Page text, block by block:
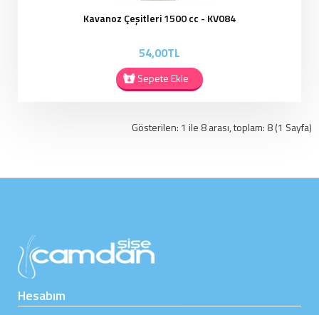
Kavanoz Çeşitleri 1500 cc - KV084
54,00TL
Sepete Ekle
Gösterilen: 1 ile 8 arası, toplam: 8 (1 Sayfa)
Hesabım